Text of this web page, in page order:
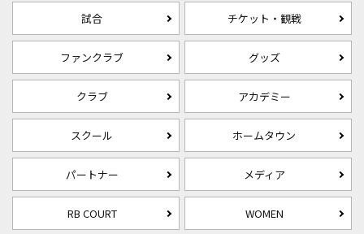
試合 チケット・観戦
ファンクラブ グッズ
クラブ アカデミー
スクール ホームタウン
パートナー メディア
RB COURT WOMEN